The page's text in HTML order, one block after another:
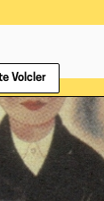
Volcler